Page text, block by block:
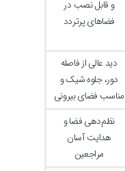
و قابل نصب در
فضاهای پرتردد
دید عالی از فاصله
دور، جلوه شیک و
مناسب فضای بیرونی
نظم‌دهی فضا و
هدایت آسان
مراجعین